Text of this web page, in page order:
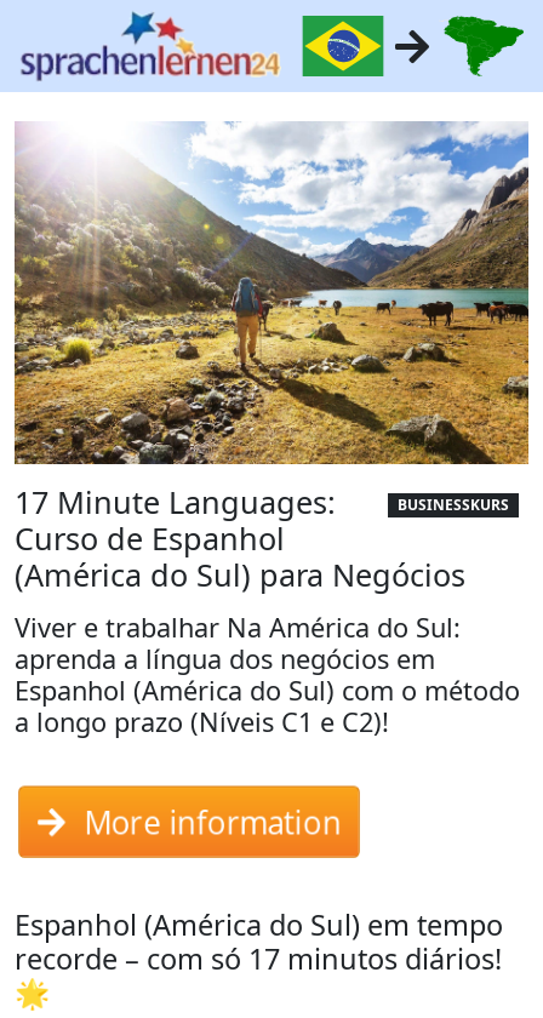
BUSINESSKURS
17 Minute Languages:
Curso de Espanhol
(América do Sul) para Negócios
Viver e trabalhar Na América do Sul:
aprenda a língua dos negócios em
Espanhol (América do Sul) com o método
a longo prazo (Níveis C1 e C2)!
More information
Espanhol (América do Sul) em tempo
recorde – com só 17 minutos diários!
🌟